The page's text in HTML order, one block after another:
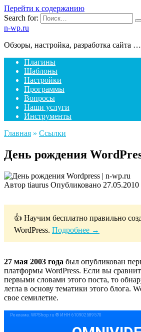
Перейти к содержанию
Search for:
n-wp.ru
Обзоры, настройка, разработка сайта …
Плагины
Шаблоны
Настройки
Программы
Вопросы
Наши услуги
Инструменты
Главная » Ссылки
День рождения
Автор tiaurus Опубликовано 27.05.2010
👍 Научим бесплатно правильно
WordPress. Подробнее →
27 мая 2003 года был опубликован
платформы WordPress. Если вы
первыми словами этого поста, то
легла в основу тематики этого блога.
свое семилетие.